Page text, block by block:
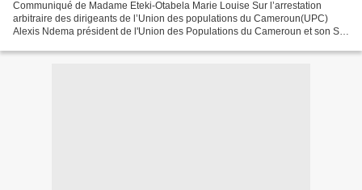
Communiqué de Madame Eteki-Otabela Marie Louise Sur l’arrestation
arbitraire des dirigeants de l’Union des populations du Cameroun(UPC)
Alexis Ndema président de l'Union des Populations du Cameroun et son SG